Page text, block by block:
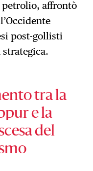
affrontò
post-gollisti
strategica.
tra la
e la
del